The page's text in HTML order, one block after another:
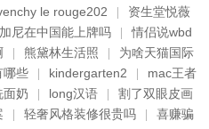
le rouge202
资生堂悦薇
尼在中国能上牌吗
情侣说wbd
熊黛林生活照
为啥天猫国际
哪些 kindergarten2
mac王者
面奶 long汉语
割了双眼皮画
轻奢风格装修很贵吗
喜赚骗